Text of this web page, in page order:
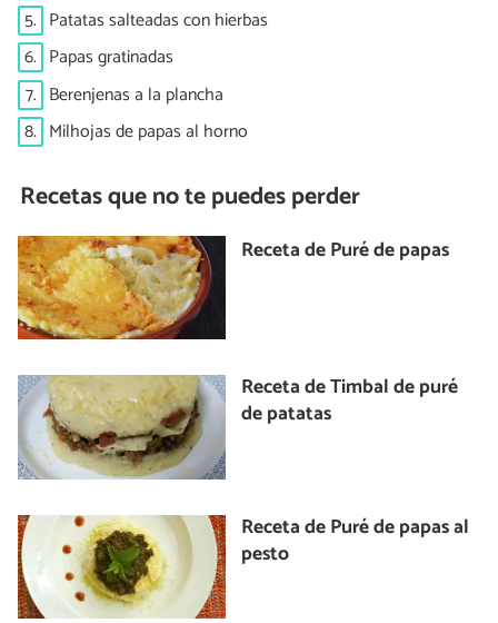
5. Patatas salteadas con hierbas
6. Papas gratinadas
7. Berenjenas a la plancha
8. Milhojas de papas al horno
Recetas que no te puedes perder
Receta de Puré de papas
Receta de Timbal de puré
de patatas
Receta de Puré de papas al
pesto